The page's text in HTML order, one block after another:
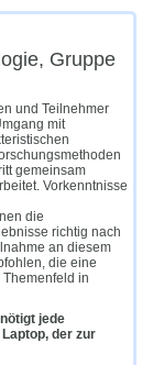
Gruppe
und Teilnehmer
mit
gemeinsam
Vorkenntnisse
die
richtig nach
an diesem
die eine
in
jede
der zur